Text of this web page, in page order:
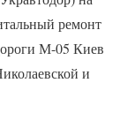
ремонт
М-05 Киев
и